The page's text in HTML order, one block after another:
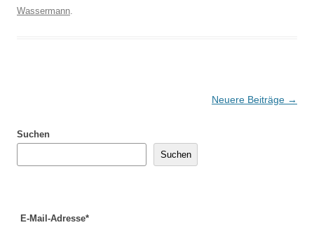
Wassermann.
Neuere Beiträge →
Suchen
Suchen
E-Mail-Adresse*